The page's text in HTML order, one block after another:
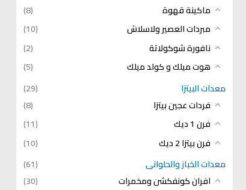
ماكينة قهوة
(8)
مبردات العصير ولاسلاش
(10)
نافورة شوكولاتة
(2)
هوت ميلك و كولد ميلك
(5)
معدات البيتزا
(29)
فردات عجين بيتزا
(8)
فرن 1 ديك
(11)
فرن بيتزا 2 ديك
(10)
معدات الخباز والحلوانى
(61)
افران كونفكشن ومخمرات
(30)